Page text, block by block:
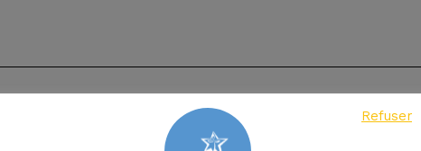
Refuser